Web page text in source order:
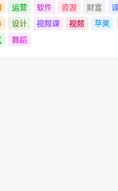
运营 软件 资源 财富
设计 视频课 视频 苹果
舞蹈